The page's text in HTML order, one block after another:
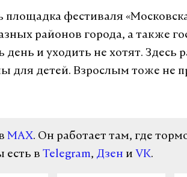
площадка фестиваля
районов города, а также
день и уходить не хотят. Здесь
для детей. Взрослым тоже не
MAX. Он работает там, где
в Telegram, Дзен и VK.